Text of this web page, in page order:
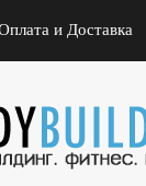
и Доставка